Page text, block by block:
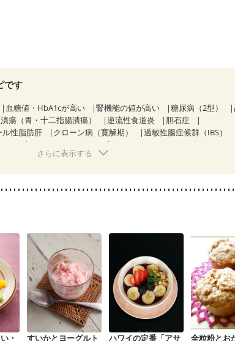
です
血糖値・HbA1cが高い 腎機能の値が高い 糖尿病（2型）
瘍（胃・十二指腸潰瘍） 逆流性食道炎
胆石症
性脂肪肝 クローン病（寛解期）
過敏性腸症候群（IBS）
） CKD（ステージ２）
CKD（ステージ３a）
乳がん（ホルモン療法中）
ミルク） 関節リウマチ 乾癬
フレイル（年齢に合わせた
さらに表示する
・
すいかとヨーグルト
ハワイの定番「アサ
全粒粉とお